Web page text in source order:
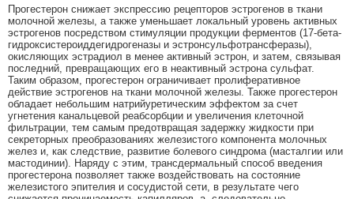
Прогестерон снижает экспрессию рецепторов эстрогенов в ткани
молочной железы, а также уменьшает локальный уровень активных
эстрогенов посредством стимуляции продукции ферментов (17-бета-
гидроксистероиддегидрогеназы и эстронсульфотрансферазы),
окисляющих эстрадиол в менее активный эстрон, и затем, связывая
последний, превращающих его в неактивный эстрона сульфат.
Таким образом, прогестерон ограничивает пролиферативное
действие эстрогенов на ткани молочной железы. Также прогестерон
обладает небольшим натрийуретическим эффектом за счет
угнетения канальцевой реабсорбции и увеличения клеточной
фильтрации, тем самым предотвращая задержку жидкости при
секреторных преобразованиях железистого компонента молочных
желез и, как следствие, развитие болевого синдрома (масталгии или
мастодинии). Наряду с этим, трансдермальный способ введения
прогестерона позволяет также воздействовать на состояние
железистого эпителия и сосудистой сети, в результате чего